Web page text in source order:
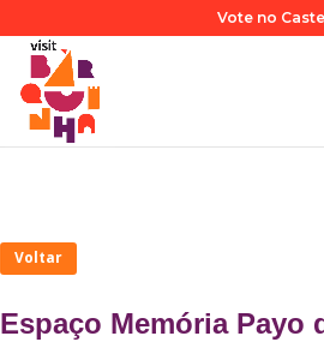
Vote no
Voltar
Espaço Memória Payo